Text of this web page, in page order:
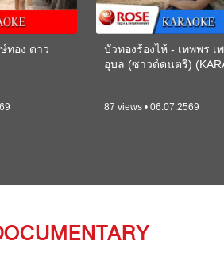
ทอง ดาว
บัวทองร้องไห้ - เทพพร เ
อุบล (ซาวด์ดนตรี)
87 views • 06.07.2569